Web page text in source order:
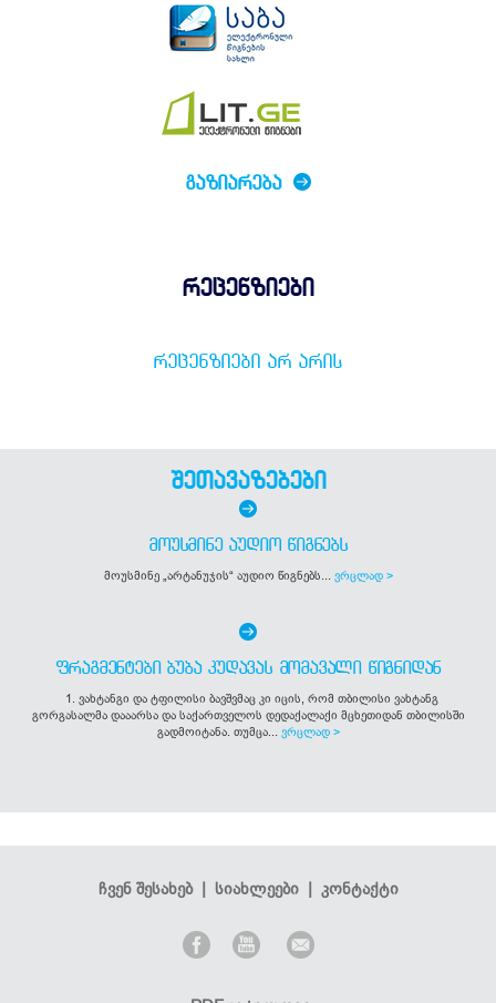
ᲒᲐᲖᲘᲐᲠᲔᲑᲐ
რეცენზიები
ᲠᲔᲪᲔᲜᲖᲘᲔᲑᲘ ᲐᲠ ᲐᲠᲘᲡ
შეთავაზებები
ᲛᲝᲣᲡᲛᲘᲜᲔ ᲐᲣᲓᲘᲝ ᲬᲘᲒᲜᲔᲑᲡ
მოუსმინე „არტანუჯის“ აუდიო წიგნებს... ვრცლად >
ᲤᲠᲐᲒᲛᲔᲜᲢᲔᲑᲘ ᲑᲣᲑᲐ ᲙᲣᲓᲐᲕᲐᲡ ᲛᲝᲛᲐᲕᲐᲚᲘ ᲬᲘᲒᲜᲘᲓᲐᲜ
1. ვახტანგი და ტფილისი ბავშვმაც კი იცის, რომ თბილისი ვახტანგ
გორგასალმა დააარსა და საქართველოს დედაქალაქი მცხეთიდან თბილისში
გადმოიტანა. თუმცა... ვრცლად >
ჩვენ შესახებ| სიახლეები| კონტაქტი